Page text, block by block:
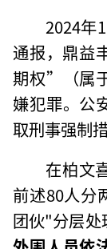
2024年
通报，鼎益
期权”（属
嫌犯罪。公
取刑事强制措
在柏文
前述80人分
团伙"分层